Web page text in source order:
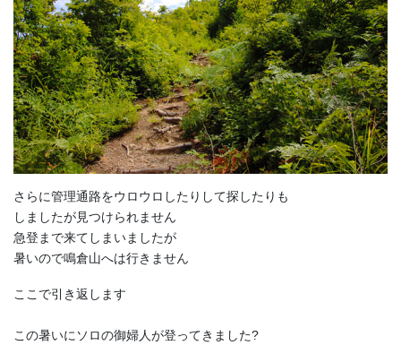
さらに管理通路をウロウロしたりして探したりも
しましたが見つけられません
急登まで来てしまいましたが
暑いので鳴倉山へは行きません
ここで引き返します
この暑いにソロの御婦人が登ってきました?